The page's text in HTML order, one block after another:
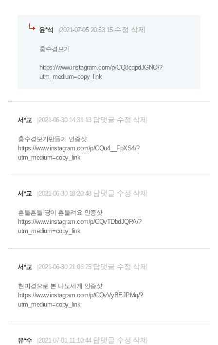
윤*석 2021-07-05 20:53:15 수정 삭제
홍수경보기
https://www.instagram.com/p/CQ8cqpdJGNO/?
utm_medium=copy_link
서*교 2021-06-30 14:31:13 답댓글 수정 삭제
홍수경보기만들기 인증샷
https://www.instagram.com/p/CQu4__FpXS4/?
utm_medium=copy_link
서*교 2021-06-30 18:20:48 답댓글 수정 삭제
흔들흔들 땅이 흔들려요 인증샷
https://www.instagram.com/p/CQvTDbdJQPA/?
utm_medium=copy_link
서*교 2021-06-30 21:06:25 답댓글 수정 삭제
현미경으로 본 나노세계 인증샷
https://www.instagram.com/p/CQvVyBEJPMq/?
utm_medium=copy_link
유*수 2021-07-01 11:10:44 답댓글 수정 삭제